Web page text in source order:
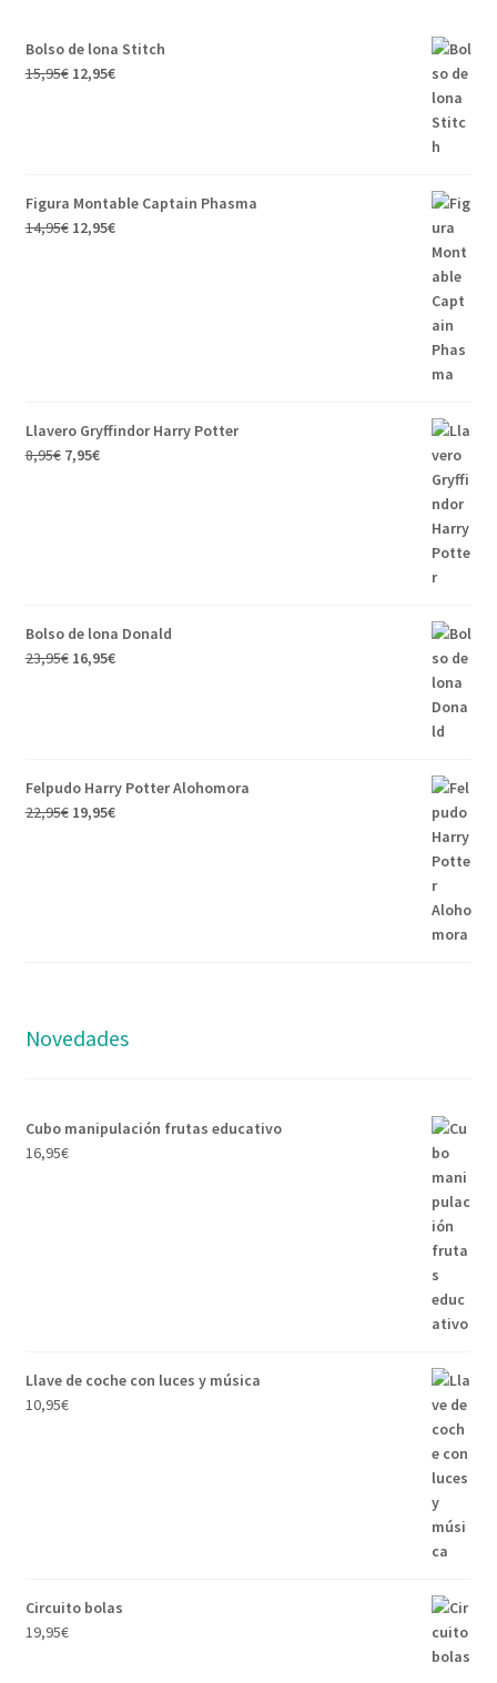
Bolso de lona Stitch
15,95€ 12,95€
Figura Montable Captain Phasma
14,95€ 12,95€
Llavero Gryffindor Harry Potter
8,95€ 7,95€
Bolso de lona Donald
23,95€ 16,95€
Felpudo Harry Potter Alohomora
22,95€ 19,95€
Novedades
Cubo manipulación frutas educativo
16,95€
Llave de coche con luces y música
10,95€
Circuito bolas
19,95€